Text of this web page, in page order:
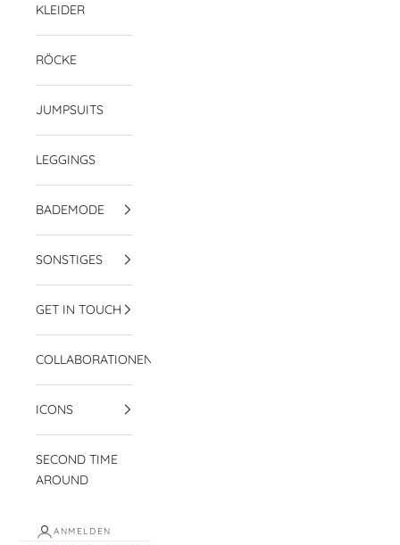
KLEIDER
RÖCKE
JUMPSUITS
LEGGINGS
BADEMODE
SONSTIGES
GET IN TOUCH
COLLABORATIONEN
ICONS
SECOND TIME
AROUND
ANMELDEN